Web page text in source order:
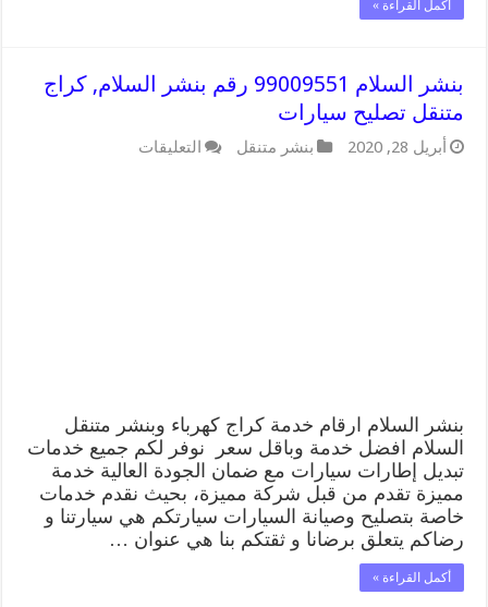
أكمل القراءة »
بنشر السلام 99009551 رقم بنشر السلام, كراج
متنقل تصليح سيارات
أبريل 28, 2020 بنشر متنقل التعليقات
بنشر السلام ارقام خدمة كراج كهرباء وبنشر متنقل
السلام افضل خدمة وباقل سعر نوفر لكم جميع خدمات
تبديل إطارات سيارات مع ضمان الجودة العالية خدمة
مميزة تقدم من قبل شركة مميزة، بحيث نقدم خدمات
خاصة بتصليح وصيانة السيارات سيارتكم هي سيارتنا و
رضاكم يتعلق برضانا و ثقتكم بنا هي عنوان …
أكمل القراءة »